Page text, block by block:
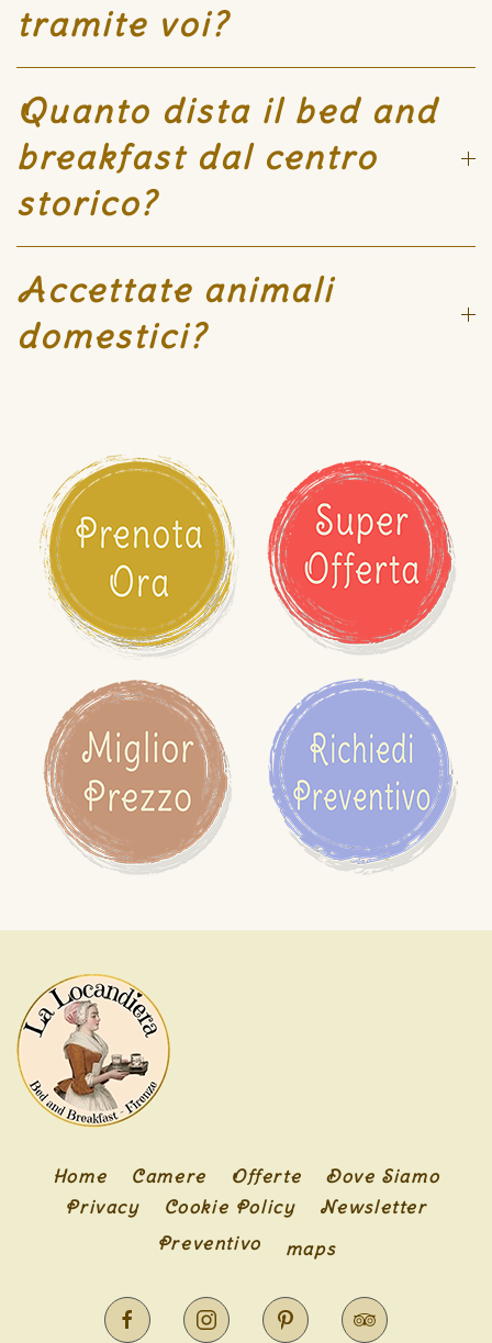
tramite voi?
Quanto dista il bed and
breakfast dal centro
storico?
Accettate animali
domestici?
Home Camere Offerte
Dove Siamo
Privacy
Cookie Policy
Newsletter
Preventivo
maps